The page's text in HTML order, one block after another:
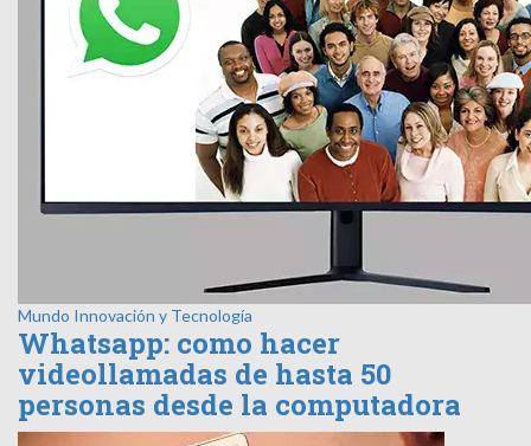
Mundo Innovación y Tecnología
Whatsapp: como hacer
videollamadas de hasta 50
personas desde la computadora